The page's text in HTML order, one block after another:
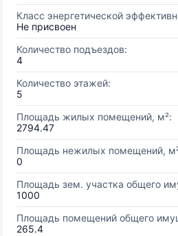
Класс энергетической
Не присвоен
Количество подъездов:
4
Количество этажей:
5
Площадь жилых помещений, м²:
2794.47
Площадь нежилых помещений,
0
Площадь зем. участка общего
1000
Площадь помещений общего
265.4